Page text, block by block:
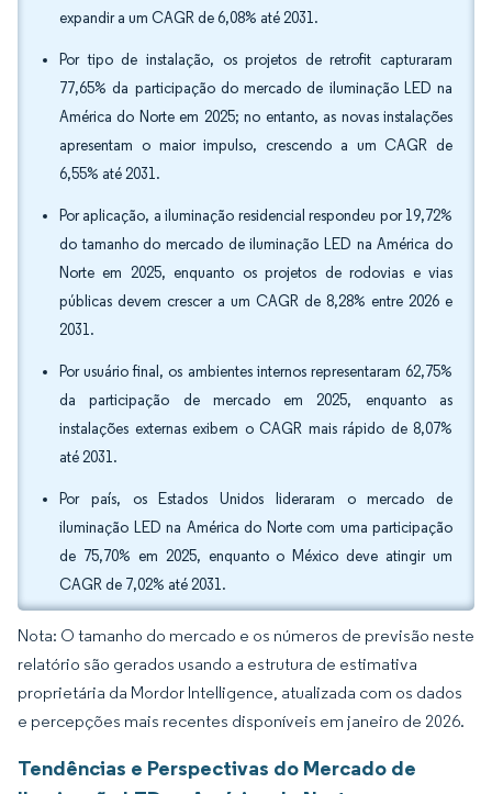
expandir a um CAGR de 6,08% até 2031.
Por tipo de instalação, os projetos de retrofit capturaram
77,65% da participação do mercado de iluminação LED na
América do Norte em 2025; no entanto, as novas instalações
apresentam o maior impulso, crescendo a um CAGR de
6,55% até 2031.
Por aplicação, a iluminação residencial respondeu por 19,72%
do tamanho do mercado de iluminação LED na América do
Norte em 2025, enquanto os projetos de rodovias e vias
públicas devem crescer a um CAGR de 8,28% entre 2026 e
2031.
Por usuário final, os ambientes internos representaram 62,75%
da participação de mercado em 2025, enquanto as
instalações externas exibem o CAGR mais rápido de 8,07%
até 2031.
Por país, os Estados Unidos lideraram o mercado de
iluminação LED na América do Norte com uma participação
de 75,70% em 2025, enquanto o México deve atingir um
CAGR de 7,02% até 2031.
Nota: O tamanho do mercado e os números de previsão neste
relatório são gerados usando a estrutura de estimativa
proprietária da Mordor Intelligence, atualizada com os dados
e percepções mais recentes disponíveis em janeiro de 2026.
Tendências e Perspectivas do Mercado de